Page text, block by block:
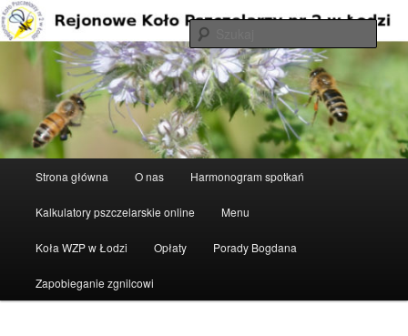
Przeskocz
do
tekstu
Rejonowe Koło Pszczelarzy nr 2 w
Łodzi
Strona główna O nas Harmonogram spotkań
Kalkulatory pszczelarskie online Menu
Koła WZP w Łodzi Opłaty Porady Bogdana
Zapobieganie zgnilcowi